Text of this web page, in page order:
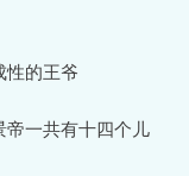
性的王爷
一共有十四个儿